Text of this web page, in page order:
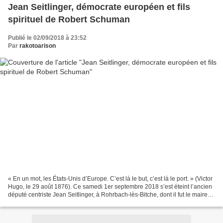
Jean Seitlinger, démocrate européen et fils
spirituel de Robert Schuman
Publié le 02/09/2018 à 23:52
Par rakotoarison
« En un mot, les États-Unis d’Europe. C’est là le but, c’est là le port. » (Victor
Hugo, le 29 août 1876). Ce samedi 1er septembre 2018 s’est éteint l’ancien
député centriste Jean Seitlinger, à Rohrbach-lès-Bitche, dont il fut le maire